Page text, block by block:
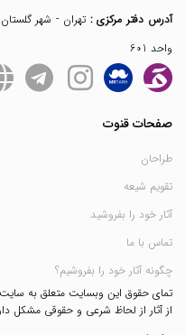
آدرس دفتر مرکزی :
واحد 601
صفحات قنوت
طراحان
تقویم شیعه
آثار خود را بفروشید
تماس با ما
چگونه آثار خود را بفروشیم؟
تمای حقوق این وبسایت متعلق به سایت
از آثار از لحاظ شرعی و حقوقی مشکل